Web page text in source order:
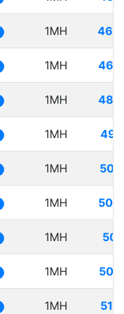
1MH
1MH
1MH
1MH
1MH
1MH
1MH
1MH
1MH